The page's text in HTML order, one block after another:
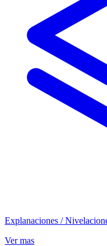
Explanaciones /
Ver mas